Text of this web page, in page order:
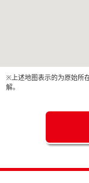
※上述地图表示的为原始所
解。